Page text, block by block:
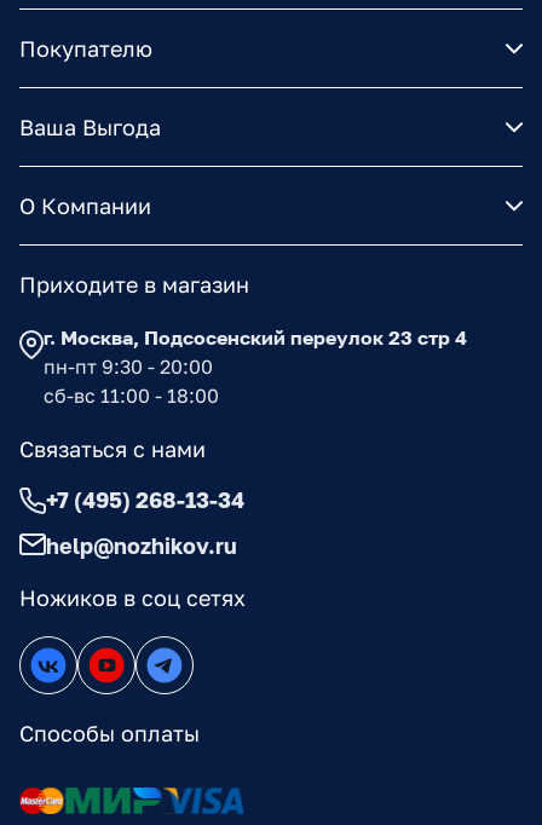
Покупателю
Ваша Выгода
О Компании
Ножиков в соц сетях
Способы оплаты
Приходите в магазин
г. Москва, Подсосенский переулок 23 стр 4
пн-пт 9:30 - 20:00
сб-вс 11:00 - 18:00
Связаться с нами
+7 (495) 268-13-34
help@nozhikov.ru